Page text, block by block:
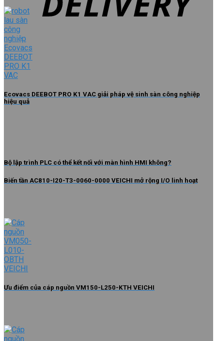
Ecovacs DEEBOT PRO K1 VAC giải pháp vệ sinh sàn công nghiệp
hiệu quả
Bộ lập trình PLC có thể kết nối với màn hình HMI không?
Biến tần AC810-I20-T3-0060-0000 VEICHI mở rộng I/O linh hoạt
Ưu điểm của cáp nguồn VM150-L250-KTH VEICHI